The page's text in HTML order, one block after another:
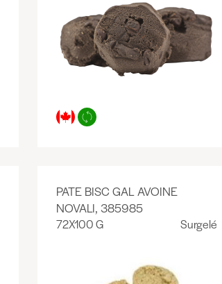
PATE BISC GAL AVOINE
NOVALI, 385985
72X100 G Surgelé